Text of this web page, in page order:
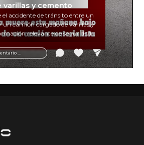
...
varillas y cemento
el accidente de tránsito entre un
un camión cargado de varillas y
relevante de seguridad
para motociclistas.